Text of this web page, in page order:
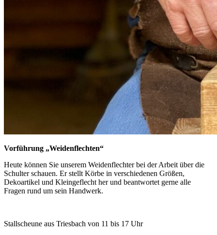
Vorführung „Weidenflechten“
Heute können Sie unserem Weidenflechter bei der Arbeit über die
Schulter schauen. Er stellt Körbe in verschiedenen Größen,
Dekoartikel und Kleingeflecht her und beantwortet gerne alle
Fragen rund um sein Handwerk.
Stallscheune aus Triesbach von 11 bis 17 Uhr